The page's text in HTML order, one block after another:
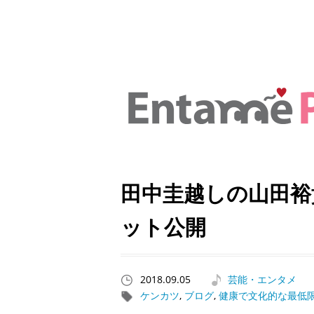
田中圭越しの山田
ット公開
2018.09.05
芸能・エンタメ
ケンカツ, ブログ, 健康で文化的な最低